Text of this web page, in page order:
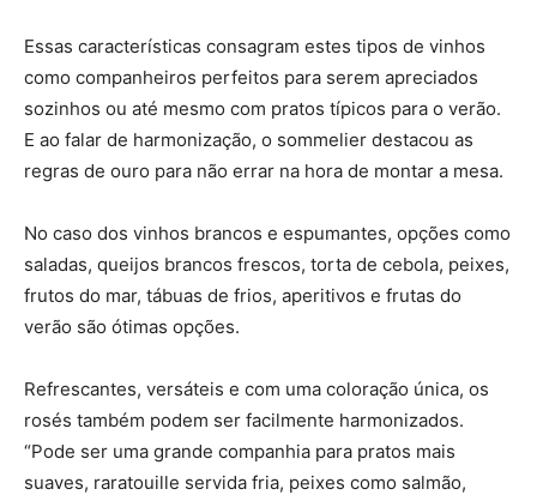
Essas características consagram estes tipos de vinhos
como companheiros perfeitos para serem apreciados
sozinhos ou até mesmo com pratos típicos para o verão.
E ao falar de harmonização, o sommelier destacou as
regras de ouro para não errar na hora de montar a mesa.
No caso dos vinhos brancos e espumantes, opções como
saladas, queijos brancos frescos, torta de cebola, peixes,
frutos do mar, tábuas de frios, aperitivos e frutas do
verão são ótimas opções.
Refrescantes, versáteis e com uma coloração única, os
rosés também podem ser facilmente harmonizados.
“Pode ser uma grande companhia para pratos mais
suaves, raratouille servida fria, peixes como salmão,